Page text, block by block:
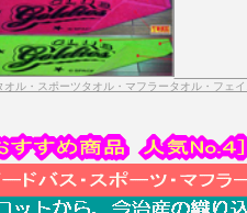
ル・スポーツタオル・マフラータオル・フェ